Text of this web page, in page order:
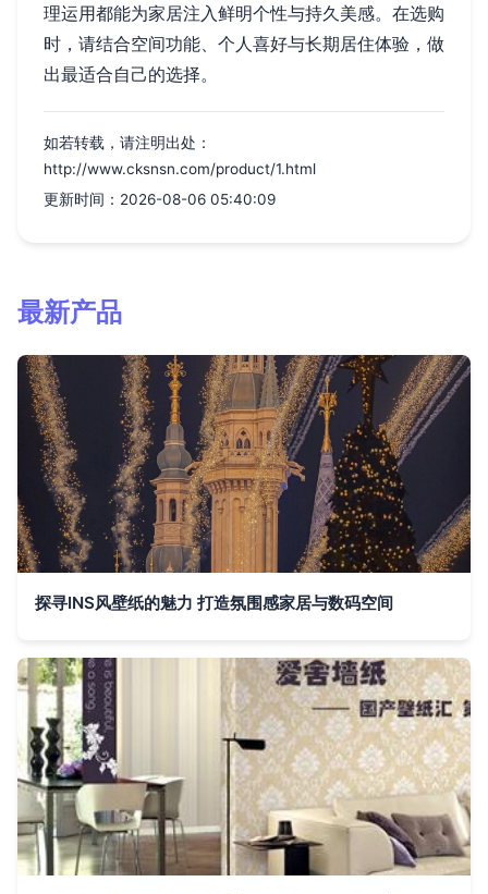
理运用都能为家居注入鲜明个性与持久美感。在选购
时，请结合空间功能、个人喜好与长期居住体验，做
出最适合自己的选择。
如若转载，请注明出处：
http://www.cksnsn.com/product/1.html
更新时间：2026-08-06 05:40:09
最新产品
探寻INS风壁纸的魅力 打造氛围感家居与数码空间